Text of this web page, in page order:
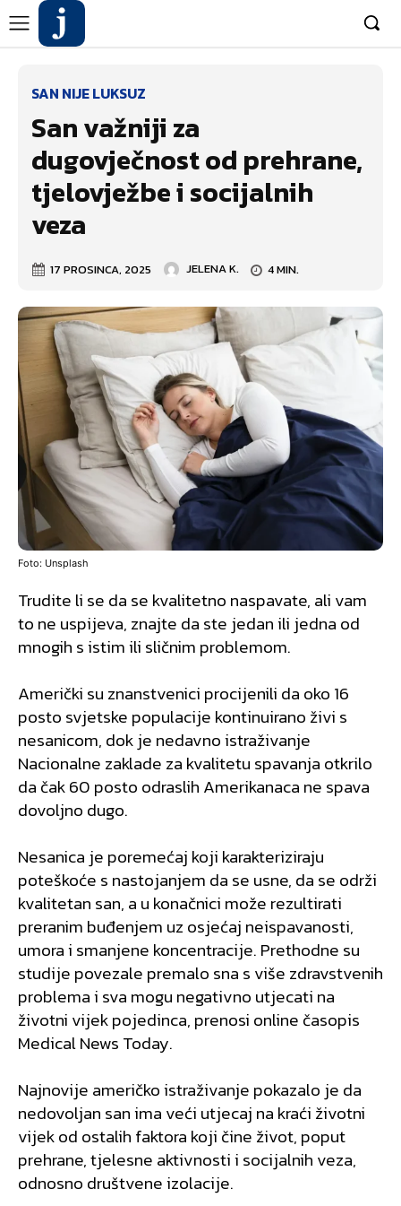
SAN NIJE LUKSUZ
San važniji za
dugovječnost od prehrane,
tjelovježbe i socijalnih
veza
17 PROSINCA, 2025 JELENA K. 4MIN.
Foto: Unsplash
Trudite li se da se kvalitetno naspavate, ali vam
to ne uspijeva, znajte da ste jedan ili jedna od
mnogih s istim ili sličnim problemom.
Američki su znanstvenici procijenili da oko 16
posto svjetske populacije kontinuirano živi s
nesanicom, dok je nedavno istraživanje
Nacionalne zaklade za kvalitetu spavanja otkrilo
da čak 60 posto odraslih Amerikanaca ne spava
dovoljno dugo.
Nesanica je poremećaj koji karakteriziraju
poteškoće s nastojanjem da se usne, da se održi
kvalitetan san, a u konačnici može rezultirati
preranim buđenjem uz osjećaj neispavanosti,
umora i smanjene koncentracije. Prethodne su
studije povezale premalo sna s više zdravstvenih
problema i sva mogu negativno utjecati na
životni vijek pojedinca, prenosi online časopis
Medical News Today.
Najnovije američko istraživanje pokazalo je da
nedovoljan san ima veći utjecaj na kraći životni
vijek od ostalih faktora koji čine život, poput
prehrane, tjelesne aktivnosti i socijalnih veza,
odnosno društvene izolacije.